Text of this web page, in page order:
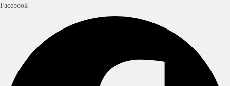
Facebook